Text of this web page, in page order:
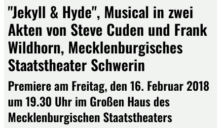
"Jekyll & Hyde", Musical in zwei
Akten von Steve Cuden und Frank
Wildhorn, Mecklenburgisches
Staatstheater Schwerin
Premiere am Freitag, den 16. Februar 2018
um 19.30 Uhr im Großen Haus des
Mecklenburgischen Staatstheaters